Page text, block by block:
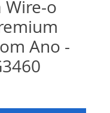
Wire-o
Ano -